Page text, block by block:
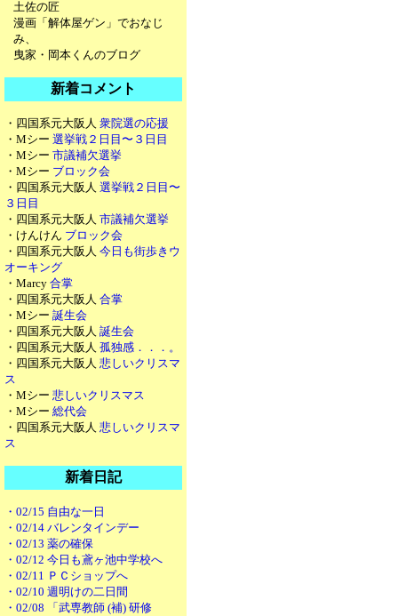
土佐の匠
漫画「解体屋ゲン」でおなじ
み、
曳家・岡本くんのブログ
新着コメント
・四国系元大阪人 衆院選の応援
・Mシー 選挙戦２日目〜３日目
・Mシー 市議補欠選挙
・Mシー ブロック会
・四国系元大阪人 選挙戦２日目〜
３日目
・四国系元大阪人 市議補欠選挙
・けんけん ブロック会
・四国系元大阪人 今日も街歩きウ
オーキング
・Marcy 合掌
・四国系元大阪人 合掌
・Mシー 誕生会
・四国系元大阪人 誕生会
・四国系元大阪人 孤独感．．．。
・四国系元大阪人 悲しいクリスマ
ス
・Mシー 悲しいクリスマス
・Mシー 総代会
・四国系元大阪人 悲しいクリスマ
ス
新着日記
・02/15 自由な一日
・02/14 バレンタインデー
・02/13 薬の確保
・02/12 今日も鳶ヶ池中学校へ
・02/11 ＰＣショップへ
・02/10 週明けの二日間
・02/08 「武専教師 (補) 研修